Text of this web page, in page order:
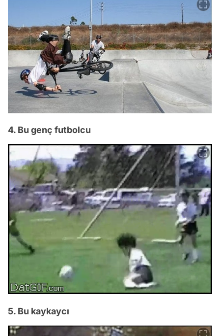
4. Bu genç futbolcu
5. Bu kaykaycı